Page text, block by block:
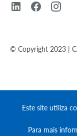
© Copyright 2023 |
Este site utiliza
Para mais